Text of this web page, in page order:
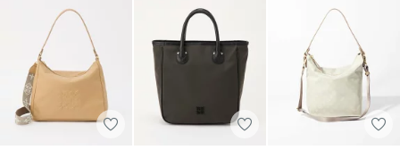
肌馴染みの良いニュアンスカラー。同系色のお洋服と合わせ
ると、洗練されたエレガントな雰囲気に。
・ダークブラウン（D.Brown）…レザー：ダークブラウン /
金具：ゴールド
グレーみを帯びた、落ち着きのあるダークブラウン。シック
な印象でスタイルを引き締め、きれいめからカジュアルまで